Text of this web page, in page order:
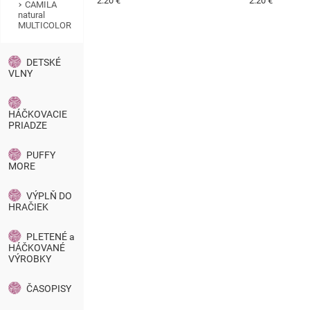
CAMILA
natural
MULTICOLOR
DETSKÉ
VLNY
HÁČKOVACIE
PRIADZE
PUFFY
MORE
VÝPLŇ DO
HRAČIEK
PLETENÉ a
HÁČKOVANÉ
VÝROBKY
ČASOPISY